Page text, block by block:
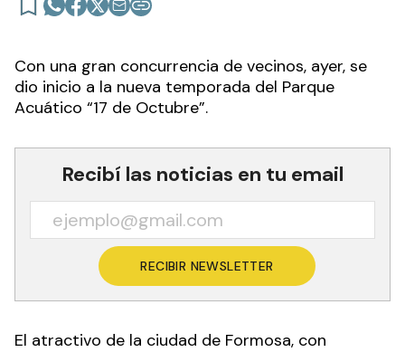
Con una gran concurrencia de vecinos, ayer, se
dio inicio a la nueva temporada del Parque
Acuático “17 de Octubre”.
Recibí las noticias en tu email
RECIBIR NEWSLETTER
El atractivo de la ciudad de Formosa, con